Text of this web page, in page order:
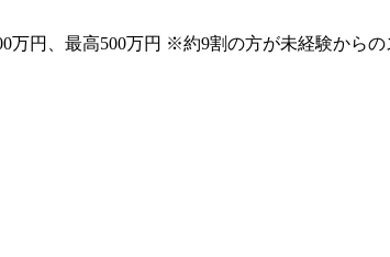
円、最高500万円 ※約9割の方が未経験からの